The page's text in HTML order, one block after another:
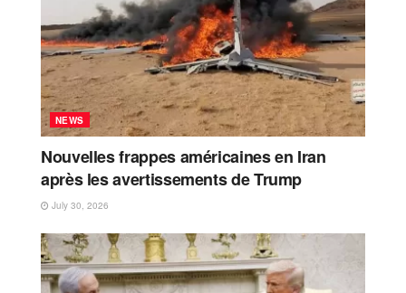
NEWS
Nouvelles frappes américaines en Iran
après les avertissements de Trump
July 30, 2026